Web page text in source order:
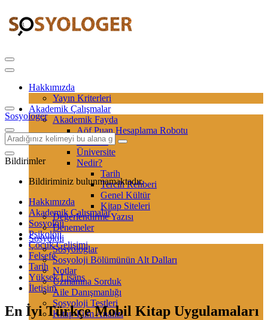
Hakkımızda
Yayın Kriterleri
Akademik Çalışmalar
Akademik Fayda
Aöf Puan Hesaplama Robotu
Sertifika
Üniversite
Nedir?
Tarih
Tercih Rehberi
Genel Kültür
Kitap Siteleri
Değerlendirme Yazısı
Denemeler
Sosyoloji
Sosyologlar
Sosyoloji Bölümünün Alt Dalları
Notlar
Uzmanına Sorduk
Aile Danışmanlığı
Sosyoloji Testleri
Kitap-Film Analizi
Sosyologer
Bildirimler
Bildiriminiz bulunmamaktadır.
Hakkımızda
Akademik Çalışmalar
Sosyoloji
Psikoloji
Çocuk Gelişimi
Felsefe
Tarih
Yüksek Lisans
İletişim
En İyi Türkçe Mobil Kitap Uygulamaları